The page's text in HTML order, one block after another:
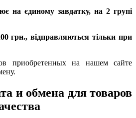
на єдиному завдатку, на 2 групі
грн., відправляються тільки при
приобретенных на нашем сайте
и обмена для товаров